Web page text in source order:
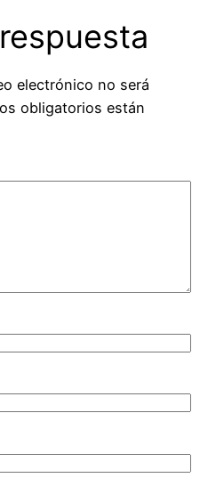
electrónico no será
obligatorios están